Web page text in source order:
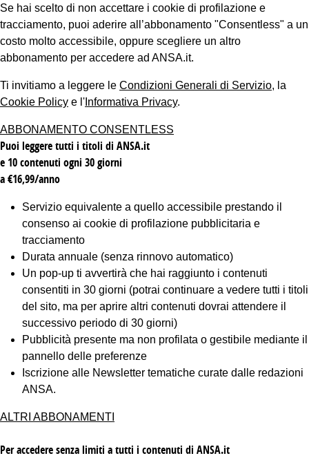
Se hai scelto di non accettare i cookie di profilazione e
tracciamento, puoi aderire all’abbonamento "Consentless" a un
costo molto accessibile, oppure scegliere un altro
abbonamento per accedere ad ANSA.it.
Ti invitiamo a leggere le Condizioni Generali di Servizio, la
Cookie Policy e l' Informativa Privacy.
ABBONAMENTO CONSENTLESS
Puoi leggere tutti i titoli di ANSA.it
e 10 contenuti ogni 30 giorni
a €16,99/anno
Servizio equivalente a quello accessibile prestando il
consenso ai cookie di profilazione pubblicitaria e
tracciamento
Durata annuale (senza rinnovo automatico)
Un pop-up ti avvertirà che hai raggiunto i contenuti
consentiti in 30 giorni (potrai continuare a vedere tutti i titoli
del sito, ma per aprire altri contenuti dovrai attendere il
successivo periodo di 30 giorni)
Pubblicità presente ma non profilata o gestibile mediante il
pannello delle preferenze
Iscrizione alle Newsletter tematiche curate dalle redazioni
ANSA.
ALTRI ABBONAMENTI
Per accedere senza limiti a tutti i contenuti di ANSA.it